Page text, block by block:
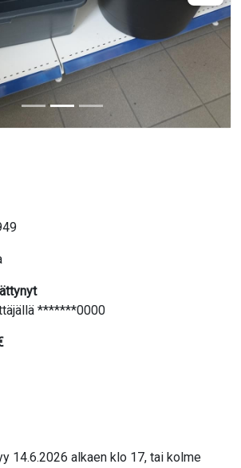
*******0000
14.6.2026 alkaen klo 17, tai kolme